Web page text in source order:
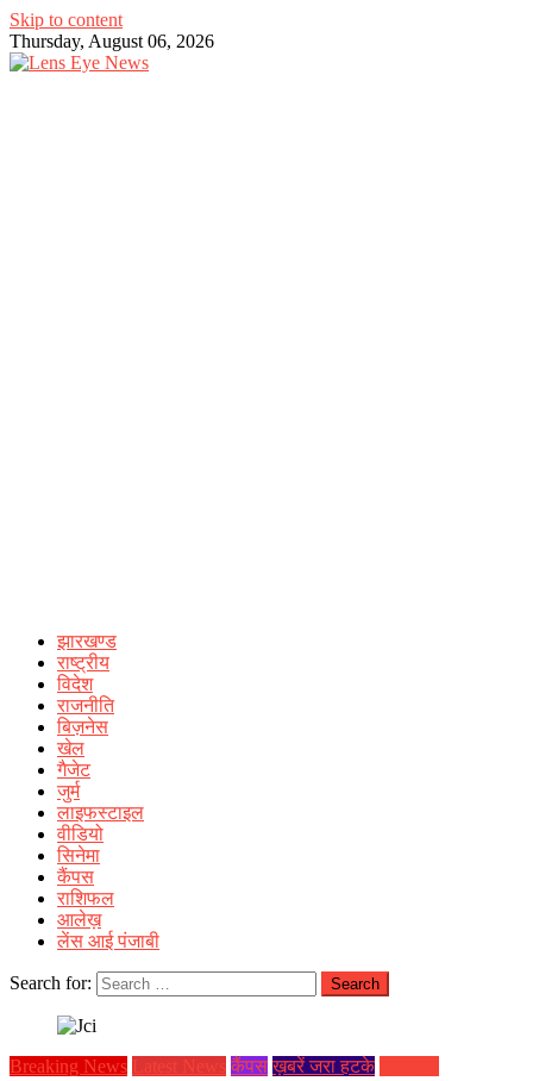
Skip to content
Thursday, August 06, 2026
झारखण्ड
राष्ट्रीय
विदेश
राजनीति
बिज़नेस
खेल
गैजेट
जुर्म
लाइफस्टाइल
वीडियो
सिनेमा
कैंपस
राशिफल
आलेख़
लेंस आई पंजाबी
Search for:
Breaking News Latest News कैंपस ख़बरें जरा हटके